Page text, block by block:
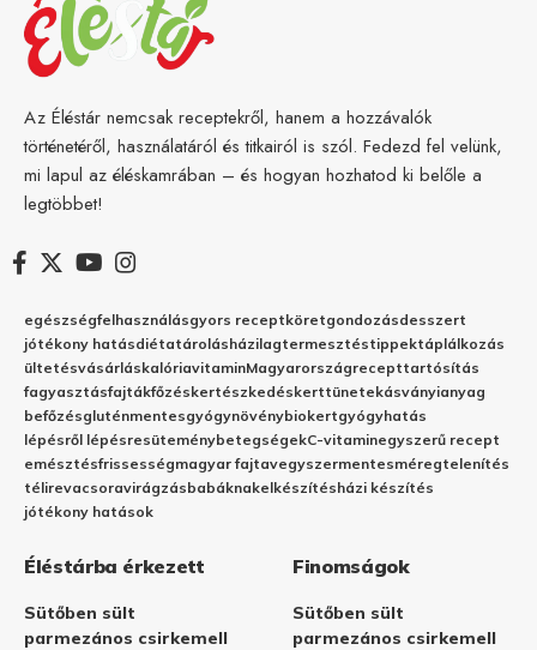
Az Éléstár nemcsak receptekről, hanem a hozzávalók
történetéről, használatáról és titkairól is szól. Fedezd fel velünk,
mi lapul az éléskamrában – és hogyan hozhatod ki belőle a
legtöbbet!
egészségfelhasználásgyors receptköretgondozásdesszert
jótékony hatásdiétatárolásházilagtermesztéstippektáplálkozás
ültetésvásárláskalóriavitaminMagyarországrecepttartósítás
fagyasztásfajtákfőzéskertészkedéskerttünetekásványianyag
befőzésgluténmentesgyógynövénybiokertgyógyhatás
lépésről lépésresüteménybetegségekC-vitaminegyszerű recept
emésztésfrissességmagyar fajtavegyszermentesméregtelenítés
télirevacsoravirágzásbabáknakelkészítésházi készítés
jótékony hatások
Éléstárba érkezett
Sütőben sült
parmezános csirkemell
Finomságok
Sütőben sült
parmezános csirkemell